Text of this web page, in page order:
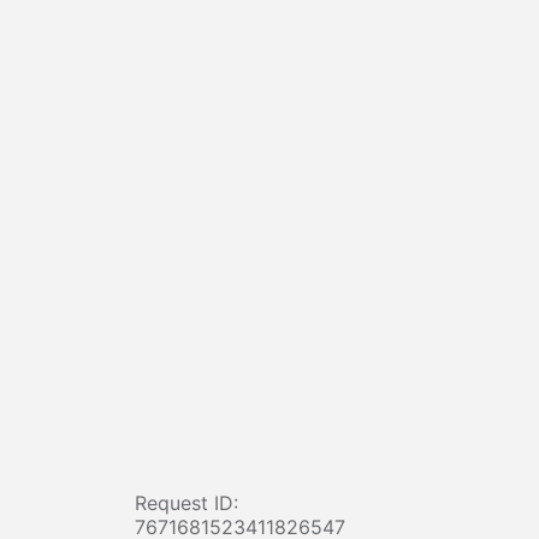
Request ID:
7671681523411826547